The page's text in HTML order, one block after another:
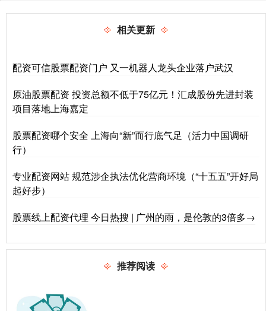
相关更新
配资可信股票配资门户 又一机器人龙头企业落户武汉
原油股票配资 投资总额不低于75亿元！汇成股份先进封装
项目落地上海嘉定
股票配资哪个安全 上海向“新”而行底气足（活力中国调研
行）
专业配资网站 规范涉企执法优化营商环境（“十五五”开好局
起好步）
股票线上配资代理 今日热搜 | 广州的雨，是伦敦的3倍多→
推荐阅读